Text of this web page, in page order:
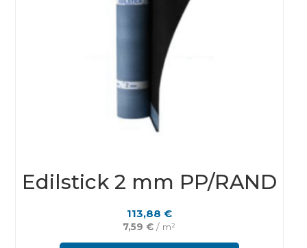
Edilstick 2 mm PP/RAND
113,88 €
7,59€ / m²